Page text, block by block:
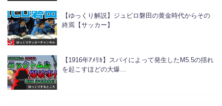
ゆっくりサッカーチャンネル
【ゆっくり解説】ジュビロ磐田の黄金時代からその
終焉【サッカー】
ゆっくりするところ
【1916年ｱﾒﾘｶ】スパイによって発生したM5.5の揺れ
を起こすほどの大爆…